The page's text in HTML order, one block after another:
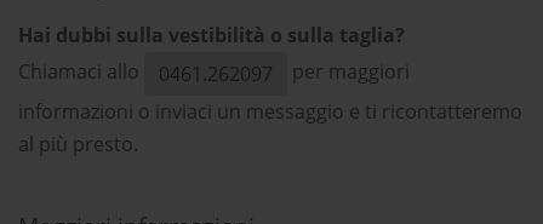
Hai dubbi sulla vestibilità o sulla taglia?
Chiamaci allo
0461.262097
per maggiori
informazioni o inviaci un messaggio e ti ricontatteremo
al più presto.